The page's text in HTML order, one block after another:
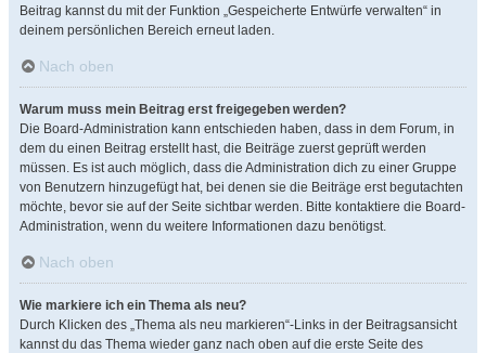
Beitrag kannst du mit der Funktion „Gespeicherte Entwürfe verwalten“ in
deinem persönlichen Bereich erneut laden.
Nach oben
Warum muss mein Beitrag erst freigegeben werden?
Die Board-Administration kann entschieden haben, dass in dem Forum, in
dem du einen Beitrag erstellt hast, die Beiträge zuerst geprüft werden
müssen. Es ist auch möglich, dass die Administration dich zu einer Gruppe
von Benutzern hinzugefügt hat, bei denen sie die Beiträge erst begutachten
möchte, bevor sie auf der Seite sichtbar werden. Bitte kontaktiere die Board-
Administration, wenn du weitere Informationen dazu benötigst.
Nach oben
Wie markiere ich ein Thema als neu?
Durch Klicken des „Thema als neu markieren“-Links in der Beitragsansicht
kannst du das Thema wieder ganz nach oben auf die erste Seite des